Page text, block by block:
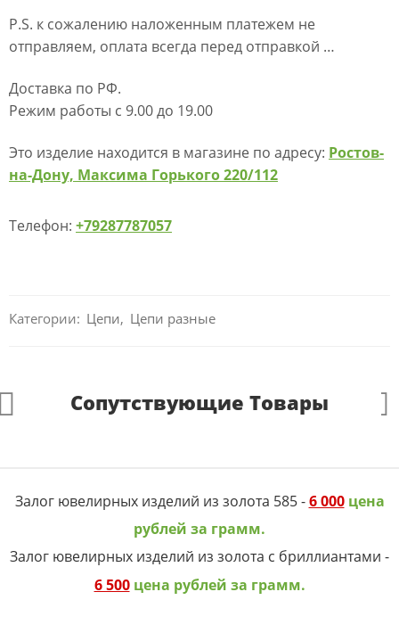
P.S. к сожалению наложенным платежем не
отправляем, оплата всегда перед отправкой …
Доставка по РФ.
Режим работы с 9.00 до 19.00
Это изделие находится в магазине по адресу: Ростов-
на-Дону, Максима Горького 220/112
Телефон: +79287787057
Категории: Цепи, Цепи разные
Сопутствующие Товары
Залог ювелирных изделий из золота 585 -6 000цена
рублей за грамм.
Залог ювелирных изделий из золота с бриллиантами -
6 500цена рублей за грамм.